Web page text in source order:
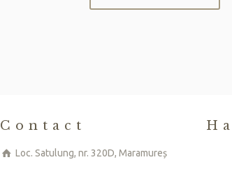
Contact
Loc. Satulung, nr. 320D, Maramureș